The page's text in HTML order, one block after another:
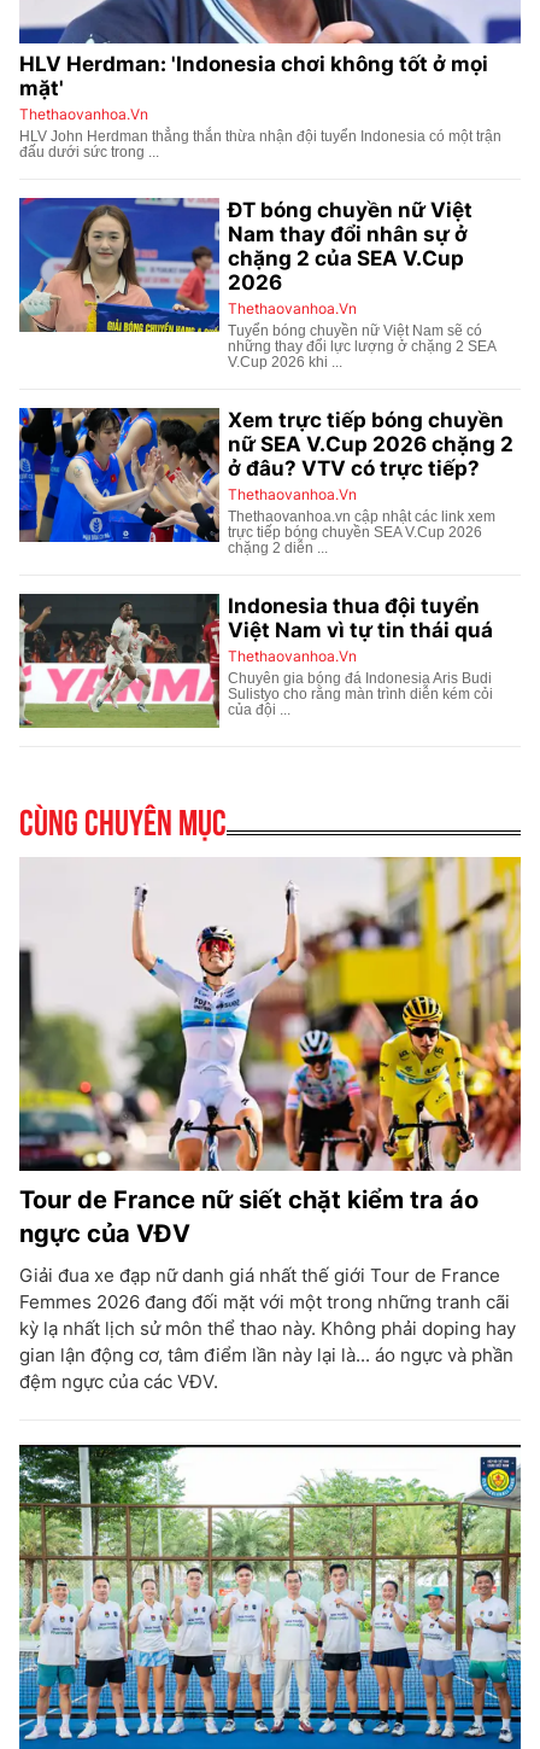
Cùng chuyên mục
Tour de France nữ siết chặt kiểm tra áo
ngực của VĐV
Giải đua xe đạp nữ danh giá nhất thế giới Tour de France
Femmes 2026 đang đối mặt với một trong những tranh cãi
kỳ lạ nhất lịch sử môn thể thao này. Không phải doping hay
gian lận động cơ, tâm điểm lần này lại là... áo ngực và phần
đệm ngực của các VĐV.